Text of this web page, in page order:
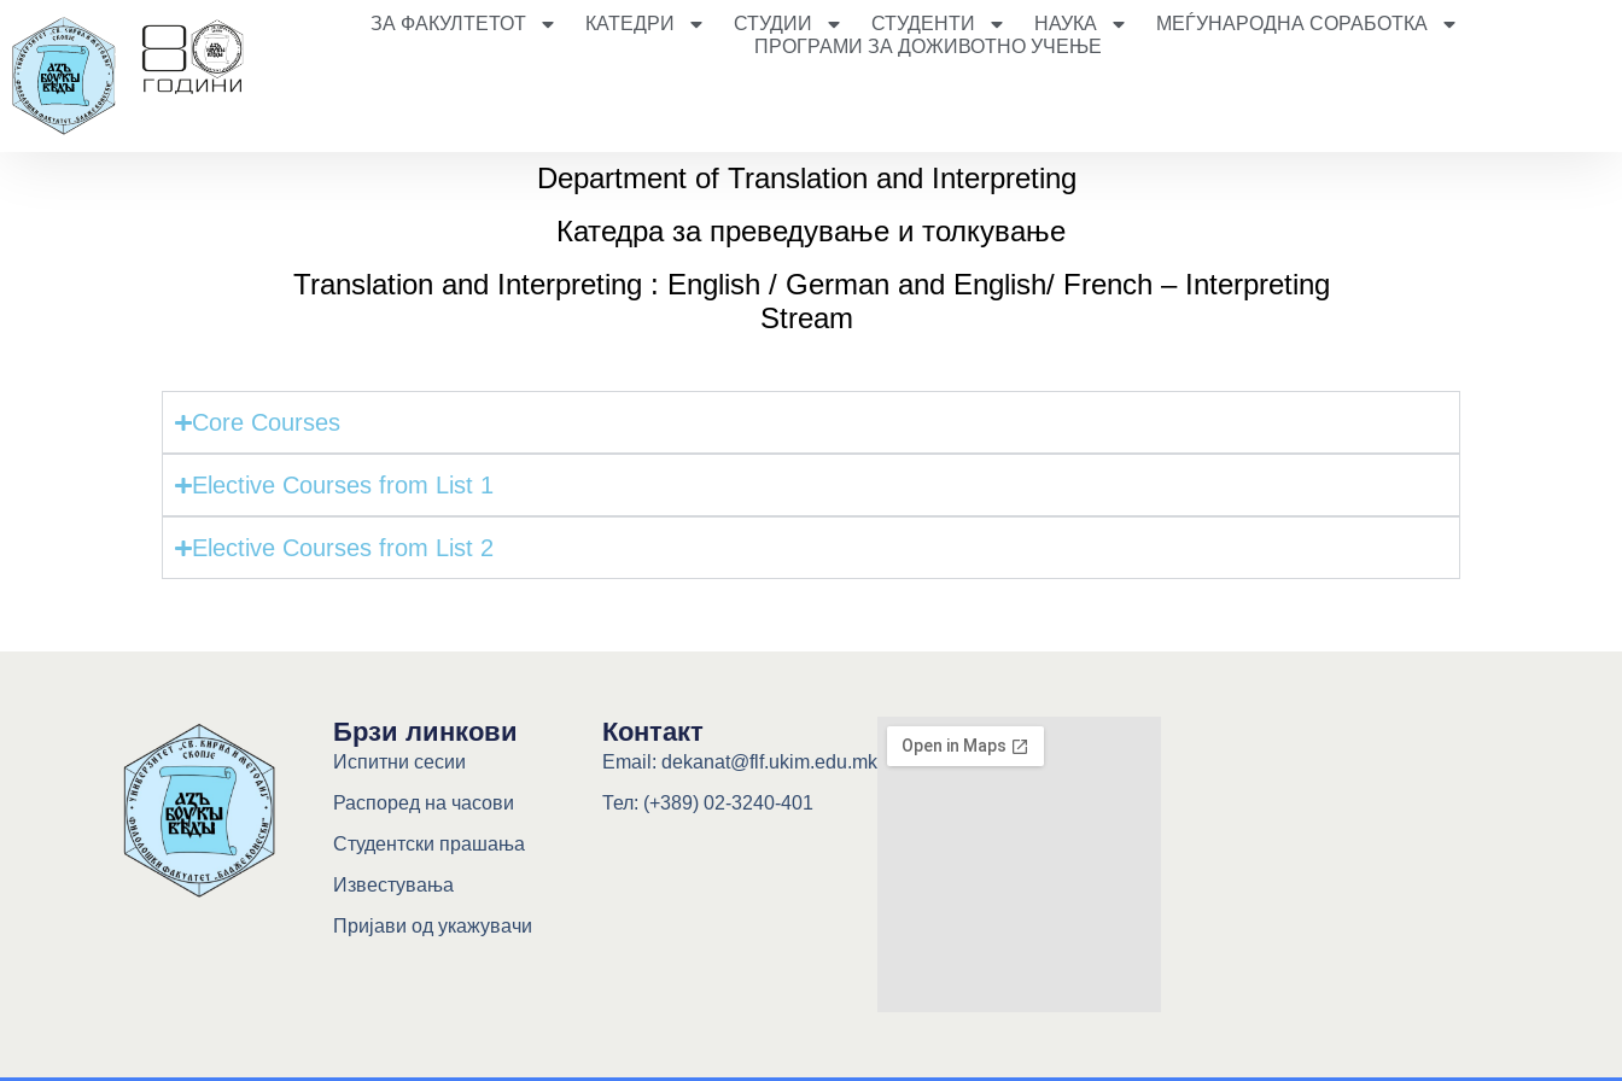
ЗА ФАКУЛТЕТОТ КАТЕДРИ СТУДИИ СТУДЕНТИ НАУКА
МЕЃУНАРОДНА СОРАБОТКА
ПРОГРАМИ ЗА ДОЖИВОТНО УЧЕЊЕ
Department of Translation and Interpreting
Катедра за преведување и толкување
Translation and Interpreting : English / German and English/ French – Interpreting
Stream
Core Courses
Elective Courses from List 1
Elective Courses from List 2
Брзи линкови
Испитни сесии
Распоред на часови
Студентски прашања
Известувања
Пријави од укажувачи
Контакт
Email: dekanat@flf.ukim.edu.mk
Тел: (+389) 02-3240-401